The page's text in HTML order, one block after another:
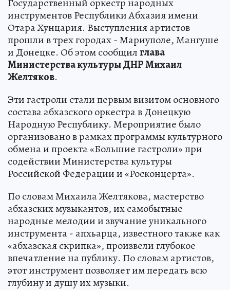
инструментов Республики Абхазия имени
Отара Хунцария. Выступления артистов
прошли в трех городах - Мариуполе, Мангуше
и Донецке. Об этом сообщилглава
Министерства культуры ДНР Михаил
Желтяков.
Эти гастроли стали первым визитом основного
состава абхазского оркестра в Донецкую
Народную Республику. Мероприятие было
организовано в рамках программы культурного
обмена и проекта «Большие гастроли» при
содействии Министерства культуры
Российской Федерации и «Росконцерта».
По словам Михаила Желтякова, мастерство
абхазских музыкантов, их самобытные
народные мелодии и звучание уникального
инструмента - апхьарца, известного также как
«абхазская скрипка», произвели глубокое
впечатление на публику. По словам артистов,
этот инструмент позволяет им передать всю
глубину и душу их музыки.